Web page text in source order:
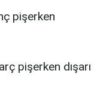
pişerken
pişerken dışarı